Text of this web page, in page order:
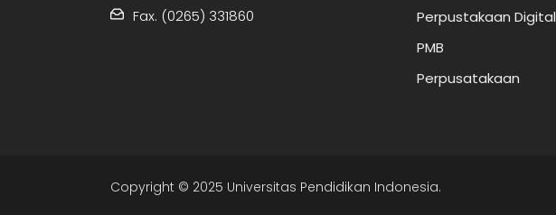
Fax. (0265) 331860
Perpustakaan Digital
PMB
Perpusatakaan
Copyright © 2025 Universitas Pendidikan Indonesia.